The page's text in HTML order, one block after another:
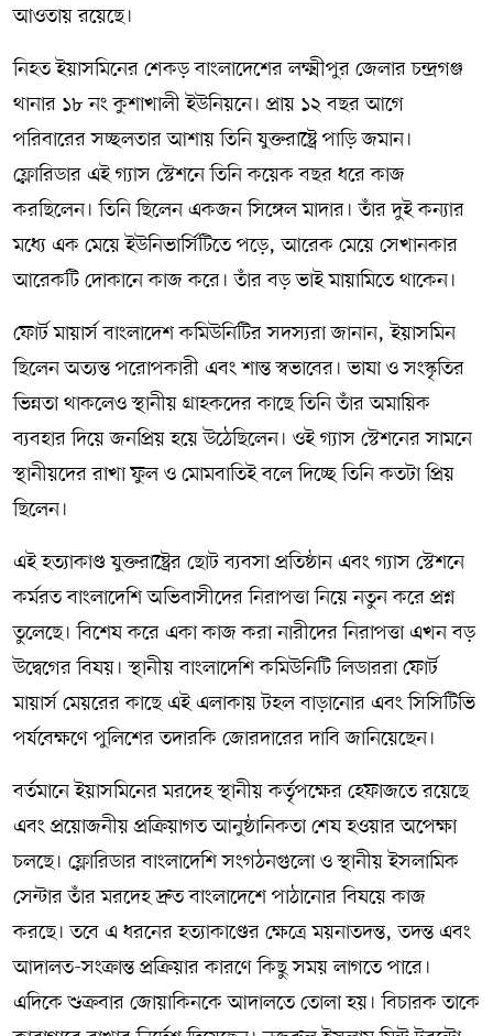
আওতায় রয়েছে।
নিহত ইয়াসমিনের শেকড় বাংলাদেশের লক্ষ্মীপুর জেলার চন্দ্রগঞ্জ
থানার ১৮ নং কুশাখালী ইউনিয়নে। প্রায় ১২ বছর আগে
পরিবারের সচ্ছলতার আশায় তিনি যুক্তরাষ্ট্রে পাড়ি জমান।
ফ্লোরিডার এই গ্যাস স্টেশনে তিনি কয়েক বছর ধরে কাজ
করছিলেন। তিনি ছিলেন একজন সিঙ্গেল মাদার। তাঁর দুই কন্যার
মধ্যে এক মেয়ে ইউনিভার্সিটিতে পড়ে, আরেক মেয়ে সেখানকার
আরেকটি দোকানে কাজ করে। তাঁর বড় ভাই মায়ামিতে থাকেন।
ফোর্ট মায়ার্স বাংলাদেশ কমিউনিটির সদস্যরা জানান, ইয়াসমিন
ছিলেন অত্যন্ত পরোপকারী এবং শান্ত স্বভাবের। ভাষা ও সংস্কৃতির
ভিন্নতা থাকলেও স্থানীয় গ্রাহকদের কাছে তিনি তাঁর অমায়িক
ব্যবহার দিয়ে জনপ্রিয় হয়ে উঠেছিলেন। ওই গ্যাস স্টেশনের সামনে
স্থানীয়দের রাখা ফুল ও মোমবাতিই বলে দিচ্ছে তিনি কতটা প্রিয়
ছিলেন।
এই হত্যাকাণ্ড যুক্তরাষ্ট্রের ছোট ব্যবসা প্রতিষ্ঠান এবং গ্যাস স্টেশনে
কর্মরত বাংলাদেশি অভিবাসীদের নিরাপত্তা নিয়ে নতুন করে প্রশ্ন
তুলেছে। বিশেষ করে একা কাজ করা নারীদের নিরাপত্তা এখন বড়
উদ্বেগের বিষয়। স্থানীয় বাংলাদেশি কমিউনিটি লিডাররা ফোর্ট
মায়ার্স মেয়রের কাছে এই এলাকায় টহল বাড়ানোর এবং সিসিটিভি
পর্যবেক্ষণে পুলিশের তদারকি জোরদারের দাবি জানিয়েছেন।
বর্তমানে ইয়াসমিনের মরদেহ স্থানীয় কর্তৃপক্ষের হেফাজতে রয়েছে
এবং প্রয়োজনীয় প্রক্রিয়াগত আনুষ্ঠানিকতা শেষ হওয়ার অপেক্ষা
চলছে। ফ্লোরিডার বাংলাদেশি সংগঠনগুলো ও স্থানীয় ইসলামিক
সেন্টার তাঁর মরদেহ দ্রুত বাংলাদেশে পাঠানোর বিষয়ে কাজ
করছে। তবে এ ধরনের হত্যাকাণ্ডের ক্ষেত্রে ময়নাতদন্ত, তদন্ত এবং
আদালত-সংক্রান্ত প্রক্রিয়ার কারণে কিছু সময় লাগতে পারে।
এদিকে শুক্রবার জোয়াকিনকে আদালতে তোলা হয়। বিচারক তাকে